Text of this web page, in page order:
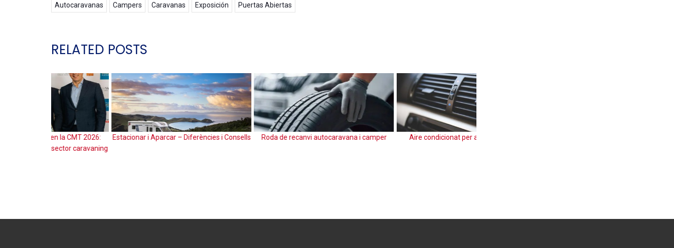
Autocaravanas Campers Caravanas Exposición Puertas Abiertas
RELATED POSTS
Estacionar i Aparcar – Diferències i Consells Roda de recanvi autocaravana i camper Aire condicionat per a autocaravana